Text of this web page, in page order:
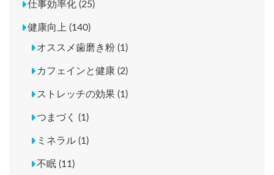
仕事効率化 (25)
健康向上 (140)
オススメ歯磨き粉 (1)
カフェインと健康 (2)
ストレッチの効果 (1)
つまづく (1)
ミネラル (1)
不眠 (11)